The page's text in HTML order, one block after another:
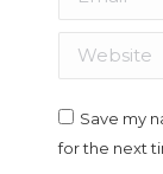
Website
Save my
for the next